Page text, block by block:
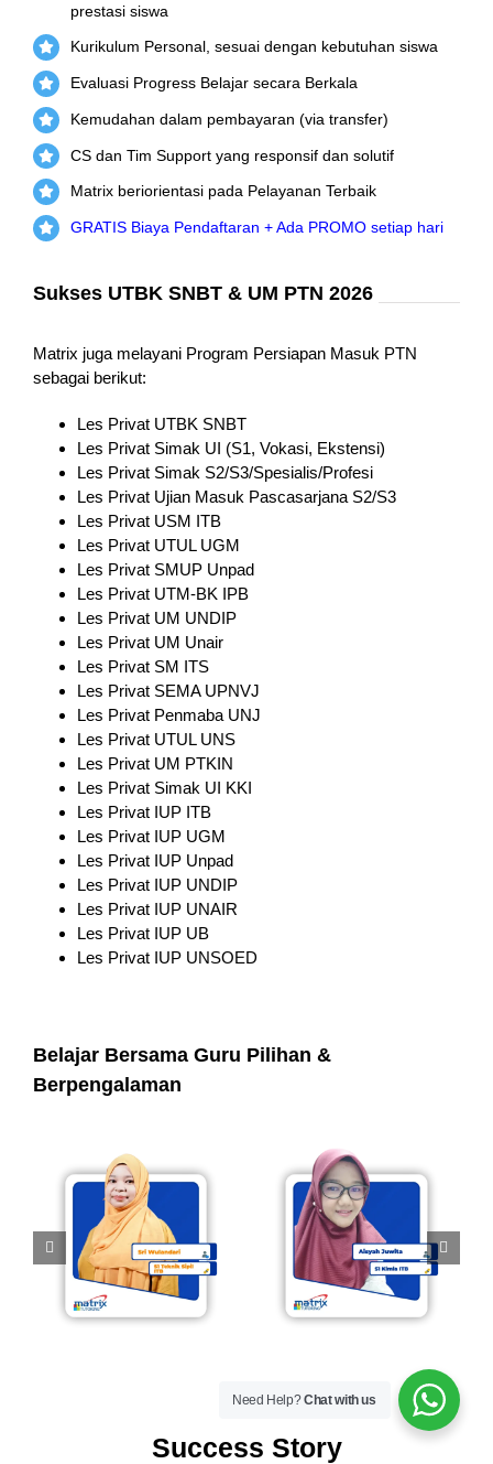
prestasi siswa
Kurikulum Personal, sesuai dengan kebutuhan siswa
Evaluasi Progress Belajar secara Berkala
Kemudahan dalam pembayaran (via transfer)
CS dan Tim Support yang responsif dan solutif
Matrix beriorientasi pada Pelayanan Terbaik
GRATIS Biaya Pendaftaran + Ada PROMO setiap hari
Sukses UTBK SNBT & UM PTN 2026
Matrix juga melayani Program Persiapan Masuk PTN
sebagai berikut:
Les Privat UTBK SNBT
Les Privat Simak UI (S1, Vokasi, Ekstensi)
Les Privat Simak S2/S3/Spesialis/Profesi
Les Privat Ujian Masuk Pascasarjana S2/S3
Les Privat USM ITB
Les Privat UTUL UGM
Les Privat SMUP Unpad
Les Privat UTM-BK IPB
Les Privat UM UNDIP
Les Privat UM Unair
Les Privat SM ITS
Les Privat SEMA UPNVJ
Les Privat Penmaba UNJ
Les Privat UTUL UNS
Les Privat UM PTKIN
Les Privat Simak UI KKI
Les Privat IUP ITB
Les Privat IUP UGM
Les Privat IUP Unpad
Les Privat IUP UNDIP
Les Privat IUP UNAIR
Les Privat IUP UB
Les Privat IUP UNSOED
Belajar Bersama Guru Pilihan &
Berpengalaman
Success Story
Need Help?Chat with us